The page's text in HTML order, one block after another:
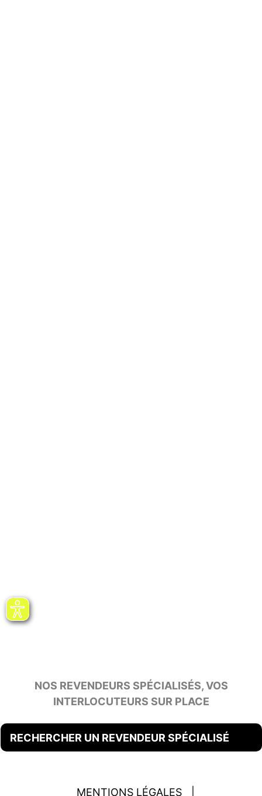
NOS REVENDEURS SPÉCIALISÉS, VOS
INTERLOCUTEURS SUR PLACE
RECHERCHER UN REVENDEUR SPÉCIALISÉ
MENTIONS LÉGALES